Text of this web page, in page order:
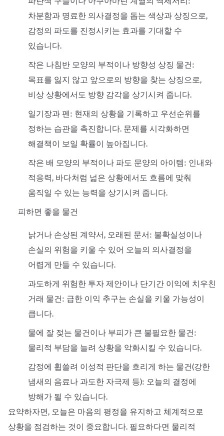
차분함과 명료한 의사결정을 돕는 색상과 상징으로,
감정의 파도를 진정시키는 효과를 기대할 수
있습니다.
작은 나침반 모양의 부적이나 방향성 상징 물건:
목표를 잃지 않고 앞으로의 방향을 찾는 상징으로,
비상 상황에서도 방향 감각을 상기시켜 줍니다.
일기장과 펜: 현재의 상황을 기록하고 우선순위를
정하는 습관을 촉진합니다. 문제를 시각화하면
해결책이 보일 확률이 높아집니다.
작은 배 모양의 부적이나 파도 문양의 아이템: 인내와
적응력, 바다처럼 넓은 상황에서도 흐름에 맞춰
움직일 수 있는 능력을 상기시켜 줍니다.
피하면 좋을 물건
낡거나 손상된 계약서, 오래된 문서: 불확실성이나
손실의 위험을 키울 수 있어 오늘의 의사결정을
어렵게 만들 수 있습니다.
과도하게 위험한 투자 제안이나 단기간 이익에 치우친
거래 물건: 급한 이익 추구는 손실을 키울 가능성이
큽니다.
물에 잘 젖는 물건이나 부피가 큰 불필요한 물건:
물리적 부담을 늘려 상황을 악화시킬 수 있습니다.
감정에 휩쓸려 이성적 판단을 흐리게 하는 물건(강한
냄새의 음료나 과도한 자극제 등): 오늘의 결정에
방해가 될 수 있습니다.
요약하자면, 오늘은 마음의 평정을 유지하고 체계적으로
상황을 점검하는 것이 중요합니다. 필요하다면 물리적